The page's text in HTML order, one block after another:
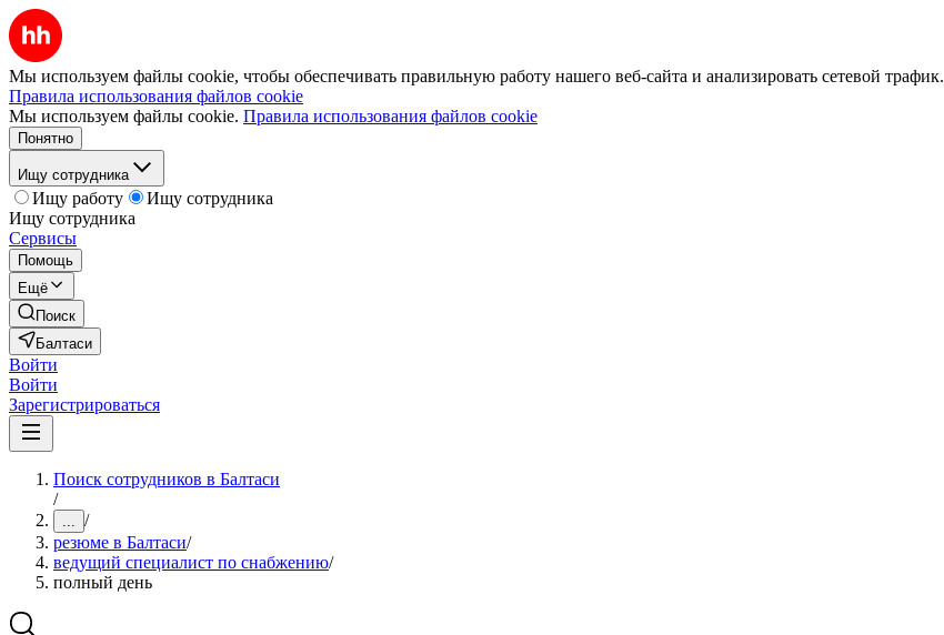
Мы используем файлы cookie, чтобы обеспечивать правильную работу нашего веб-сайта и анализировать сетевой трафик.
Правила использования файлов cookie
Мы используем файлы cookie. Правила использования файлов cookie
Понятно
Ищу сотрудника
Ищу работу
Ищу сотрудника
Ищу сотрудника
Сервисы
Помощь
Ещё
Поиск
Балтаси
Войти
Войти
Зарегистрироваться
Поиск сотрудников в Балтаси
/
... /
резюме в Балтаси/
ведущий специалист по снабжению/
полный день